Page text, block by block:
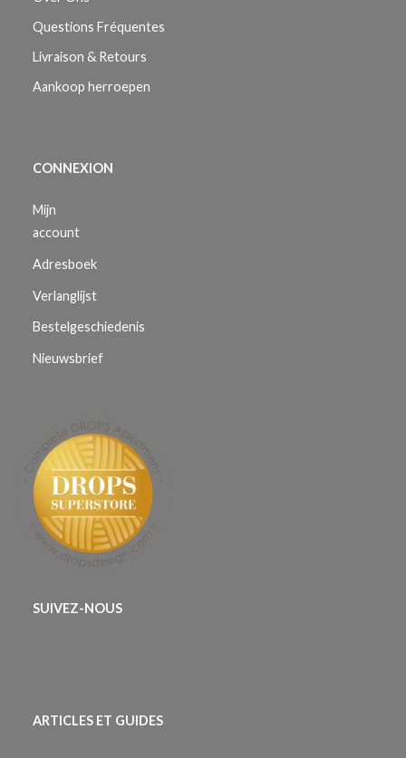
Questions Fréquentes
Livraison & Retours
Aankoop herroepen
CONNEXION
Mijn
account
Adresboek
Verlanglijst
Bestelgeschiedenis
Nieuwsbrief
SUIVEZ-NOUS
ARTICLES ET GUIDES